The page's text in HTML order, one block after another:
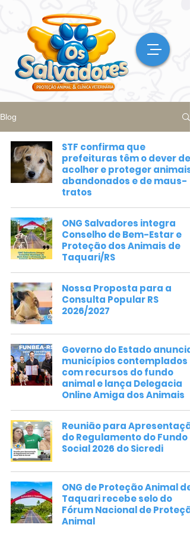
Blog
STF confirma que
prefeituras têm o dever de
acolher e proteger animais
abandonados e de maus-
tratos
ONG Salvadores integra
Conselho de Bem-Estar e
Proteção dos Animais de
Taquari/RS
Nossa Proposta para a
Consulta Popular RS
2026/2027
Governo do Estado anuncia
municípios contemplados
com recursos do fundo
animal e lança Delegacia
Online Amiga dos Animais
Reunião para
do Regulamento do Fundo
Social 2026 do Sicredi
ONG de Proteção Animal de
Taquari recebe selo do
Fórum Nacional de
Animal